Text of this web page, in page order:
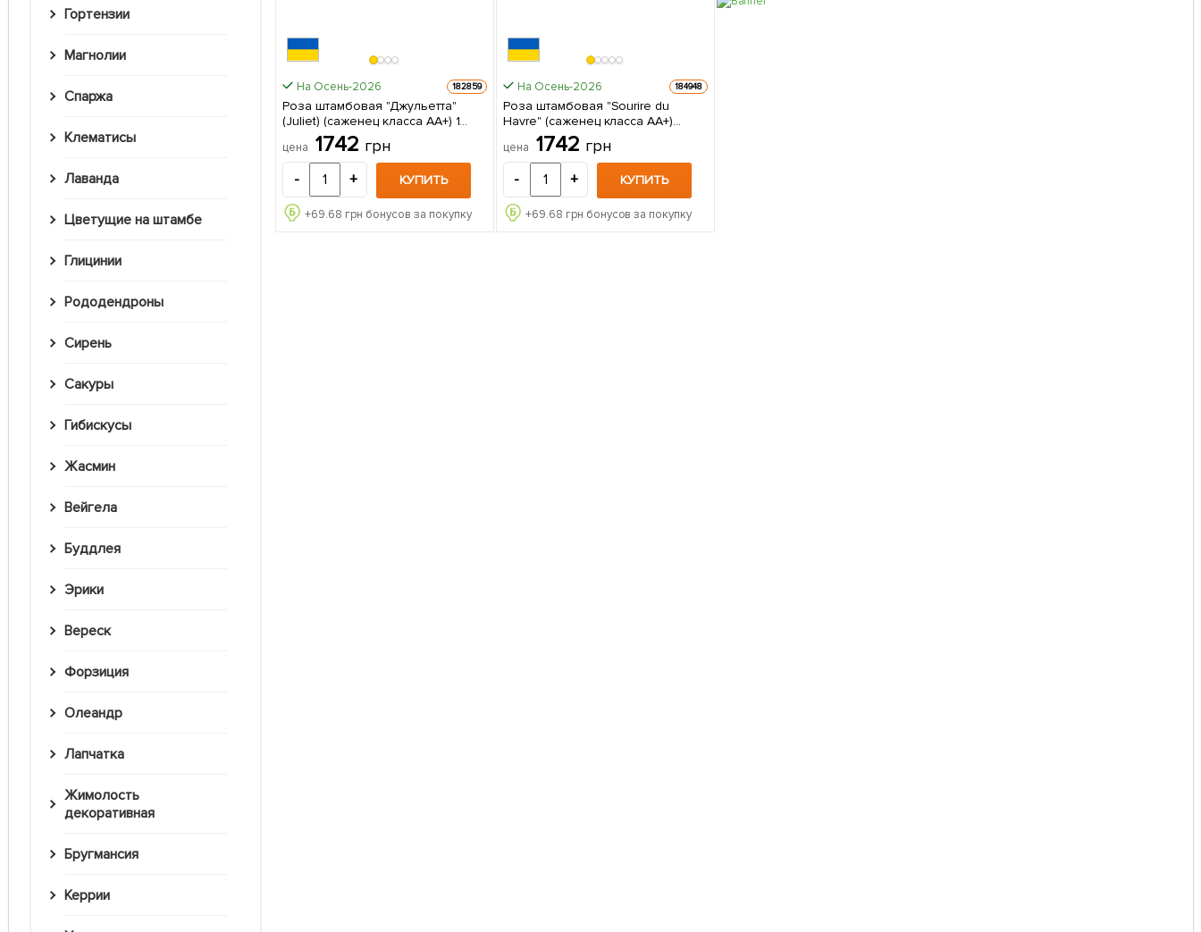
Гортензии
Магнолии
Спаржа
Клематисы
Лаванда
Цветущие на штамбе
Глицинии
Рододендроны
Сирень
Сакуры
Гибискусы
Жасмин
Вейгела
Буддлея
Эрики
Вереск
Форзиция
Олеандр
Лапчатка
Жимолость
декоративная
Бругмансия
Керрии
На Осень-2026 182859
Роза штамбовая "Джульетта"
(Juliet) (саженец класса АА+) 1
саженец в упаковке
цена 1742 грн
- + КУПИТЬ
+69.68 грн бонусов за покупку
На Осень-2026 184948
Роза штамбовая "Sourire du
Havre" (саженец класса АА+)
высший сорт 1 саженец в
упаковке
цена 1742 грн
- + КУПИТЬ
+69.68 грн бонусов за покупку